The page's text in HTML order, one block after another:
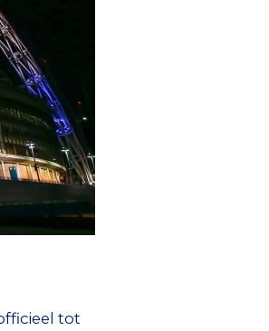
tot